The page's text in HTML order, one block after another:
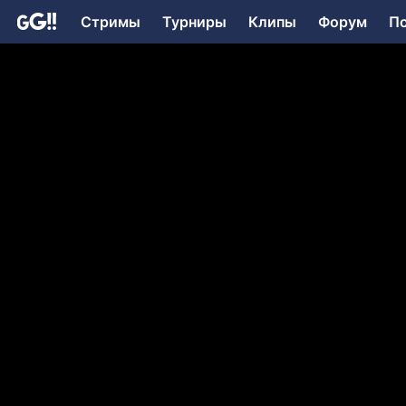
Стримы Турниры Клипы Форум